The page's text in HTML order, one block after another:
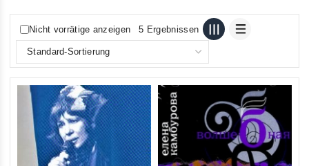
Nicht vorrätige anzeigen 5 Ergebnissen